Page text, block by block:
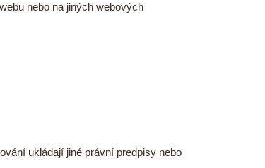
nebo na jiných webových
ukládají jiné právní predpisy nebo